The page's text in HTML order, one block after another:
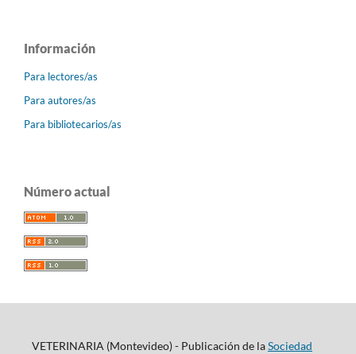
Información
Para lectores/as
Para autores/as
Para bibliotecarios/as
Número actual
VETERINARIA (Montevideo) - Publicación de laSociedad